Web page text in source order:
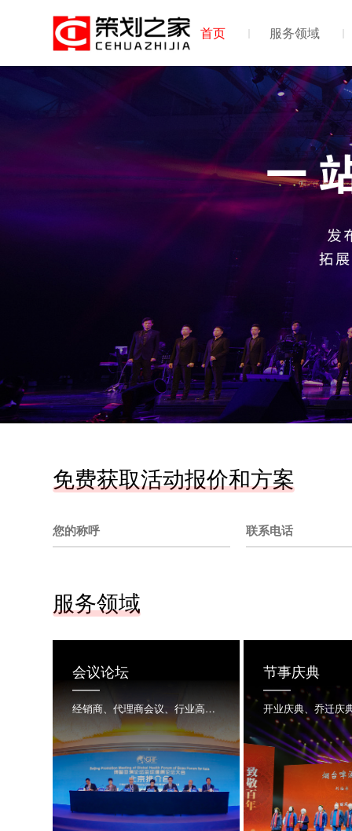
首页 服务领域
免费获取活动报价和方案
服务领域
会议论坛
经销商、代理商会议、行业高峰论坛、年中年终总结大会、行业培训会等
节事庆典